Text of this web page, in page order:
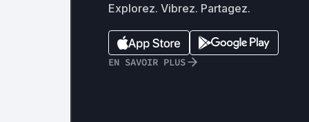
Explorez. Vibrez. Partagez.
EN SAVOIR PLUS